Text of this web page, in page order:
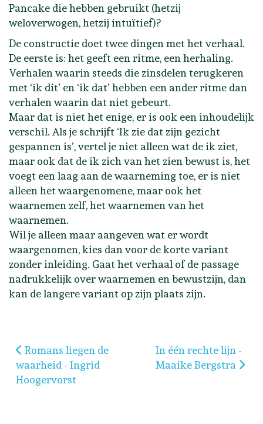
Pancake die hebben gebruikt (hetzij
weloverwogen, hetzij intuïtief)?
De constructie doet twee dingen met het verhaal.
De eerste is: het geeft een ritme, een herhaling.
Verhalen waarin steeds die zinsdelen terugkeren
met ‘ik dit’ en ‘ik dat’ hebben een ander ritme dan
verhalen waarin dat niet gebeurt.
Maar dat is niet het enige, er is ook een inhoudelijk
verschil. Als je schrijft ‘Ik zie dat zijn gezicht
gespannen is’, vertel je niet alleen wat de ik ziet,
maar ook dat de ik zich van het zien bewust is, het
voegt een laag aan de waarneming toe, er is niet
alleen het waargenomene, maar ook het
waarnemen zelf, het waarnemen van het
waarnemen.
Wil je alleen maar aangeven wat er wordt
waargenomen, kies dan voor de korte variant
zonder inleiding. Gaat het verhaal of de passage
nadrukkelijk over waarnemen en bewustzijn, dan
kan de langere variant op zijn plaats zijn.
Vorig artikel: Romans liegen de waarheid - Ingrid
Romans liegen de
waarheid - Ingrid
Hoogervorst
Volgende artikel: In
In één rechte lijn -
Maaike Bergstra